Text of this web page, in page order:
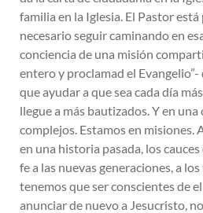
familia en la Iglesia. El Pastor
necesario seguir caminando en
conciencia de una misión
entero y proclamad el
que ayudar a que sea cada día
llegue a más bautizados. Y en una
complejos. Estamos en misiones.
en una historia pasada, los
fe a las nuevas generaciones, a
tenemos que ser conscientes de
anunciar de nuevo a Jesucristo,